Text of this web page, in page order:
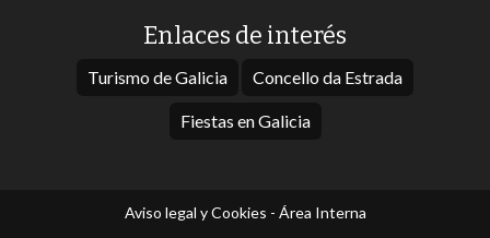
Enlaces de interés
Turismo de Galicia Concello da Estrada
Fiestas en Galicia
Aviso legal y Cookies - Área Interna